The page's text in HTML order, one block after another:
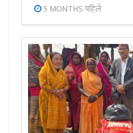
5 MONTHS पहिले